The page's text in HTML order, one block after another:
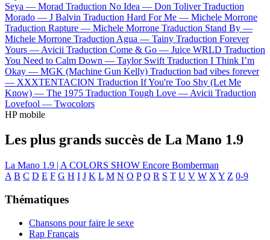
Seya — Morad Traduction No Idea — Don Toliver Traduction
Morado — J Balvin Traduction Hard For Me — Michele Morrone
Traduction Rapture — Michele Morrone Traduction Stand By —
Michele Morrone Traduction Agua — Tainy Traduction Forever
Yours — Avicii Traduction Come & Go — Juice WRLD Traduction
You Need to Calm Down — Taylor Swift Traduction I Think I’m
Okay — MGK (Machine Gun Kelly) Traduction bad vibes forever
— XXXTENTACION Traduction If You're Too Shy (Let Me
Know) — The 1975 Traduction Tough Love — Avicii Traduction
Lovefool — Twocolors
HP mobile
Les plus grands succès de La Mano 1.9
La Mano 1.9 | A COLORS SHOW Encore Bomberman
A B C D E F G H I J K L M N O P Q R S T U V W X Y Z 0-9
Thématiques
Chansons pour faire le sexe
Rap Français